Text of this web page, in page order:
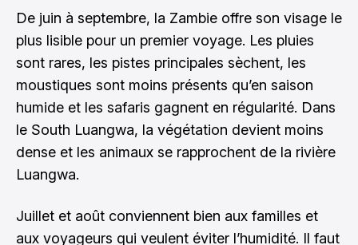
De juin à septembre, la Zambie offre son visage le
plus lisible pour un premier voyage. Les pluies
sont rares, les pistes principales sèchent, les
moustiques sont moins présents qu’en saison
humide et les safaris gagnent en régularité. Dans
le South Luangwa, la végétation devient moins
dense et les animaux se rapprochent de la rivière
Luangwa.
Juillet et août conviennent bien aux familles et
aux voyageurs qui veulent éviter l’humidité. Il faut